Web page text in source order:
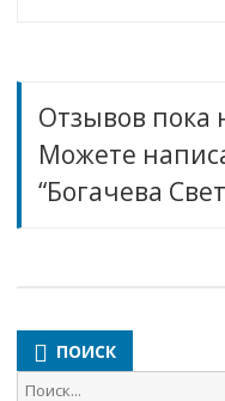
Отзывов пока
Можете
“Богачева
ПОИСК
Поиск